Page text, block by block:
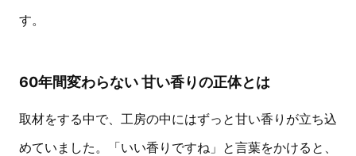
す。
60年間変わらない 甘い香りの正体とは
取材をする中で、工房の中にはずっと甘い香りが立ち込
めていました。「いい香りですね」と言葉をかけると、